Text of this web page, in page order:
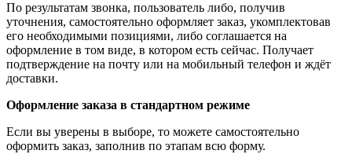
По результатам звонка, пользователь либо, получив
уточнения, самостоятельно оформляет заказ, укомплектовав
его необходимыми позициями, либо соглашается на
оформление в том виде, в котором есть сейчас. Получает
подтверждение на почту или на мобильный телефон и ждёт
доставки.
Оформление заказа в стандартном режиме
Если вы уверены в выборе, то можете самостоятельно
оформить заказ, заполнив по этапам всю форму.